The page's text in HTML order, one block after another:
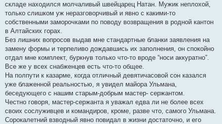
складе находился молчаливый швейцарец Натан. Мужик неплохой,
только слишком уж неразговорчивый и явно с какими-то
собственными заморочками по поводу возвращения в родной кантон
в Алтайских горах.
Без лишних вопросов выдав мне стандартные бланки заявления на
замену формы и терпеливо дождавшись их заполнения, он спокойно
отдал мне комплект, буркнув только что-то вроде “носи аккуратно”.
Все же у всех снабженцев есть что-то общее.
На полпути к казарме, когда отличный девятичасовой сон казался
уже блаженной реальностью, я увидел майора Ульмана,
беседующего с нашим старым-добрым мастер- сержантом.
Честно говоря, мастер-сержанта я уважал едва ли не более всех
своих сослуживцев и командиров, кроме, разве что, самого Ульмана.
Сорокалетний взводный явно повидал в жизни достаточно, и его